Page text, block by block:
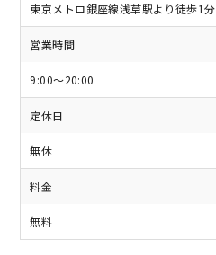
東京メトロ銀座線浅草駅より徒歩1分
営業時間
9:00～20:00
定休日
無休
料金
無料